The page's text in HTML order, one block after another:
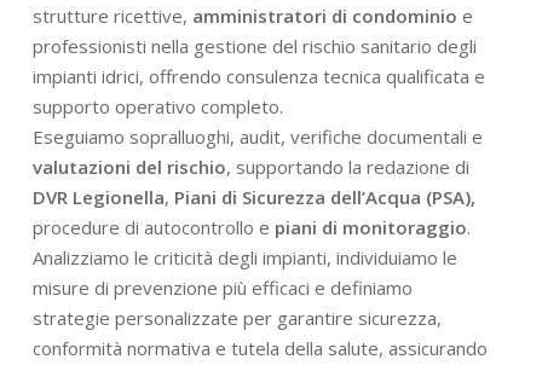
strutture ricettive, amministratori di condominio e
professionisti nella gestione del rischio sanitario degli
impianti idrici, offrendo consulenza tecnica qualificata e
supporto operativo completo.
Eseguiamo sopralluoghi, audit, verifiche documentali e
valutazioni del rischio, supportando la redazione di
DVR Legionella, Piani di Sicurezza dell’Acqua (PSA),
procedure di autocontrollo e piani di monitoraggio.
Analizziamo le criticità degli impianti, individuiamo le
misure di prevenzione più efficaci e definiamo
strategie personalizzate per garantire sicurezza,
conformità normativa e tutela della salute, assicurando